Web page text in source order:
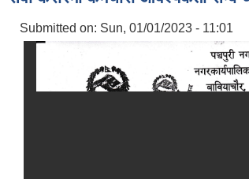
Submitted on: Sun, 01/01/2023 - 11:01